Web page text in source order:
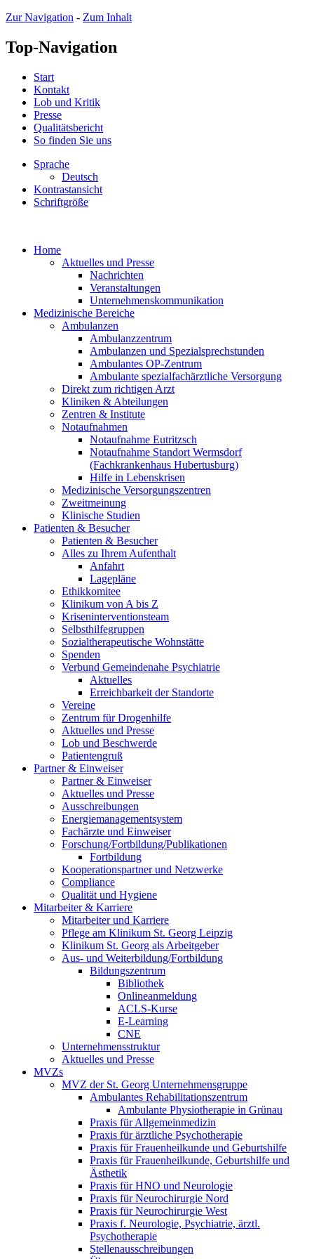
Zur Navigation - Zum Inhalt
Top-Navigation
Start
Kontakt
Lob und Kritik
Presse
Qualitätsbericht
So finden Sie uns
Sprache
Deutsch
Kontrastansicht
Schriftgröße
Home
Aktuelles und Presse
Nachrichten
Veranstaltungen
Unternehmenskommunikation
Medizinische Bereiche
Ambulanzen
Ambulanzzentrum
Ambulanzen und Spezialsprechstunden
Ambulantes OP-Zentrum
Ambulante spezialfachärztliche Versorgung
Direkt zum richtigen Arzt
Kliniken & Abteilungen
Zentren & Institute
Notaufnahmen
Notaufnahme Eutritzsch
Notaufnahme Standort Wermsdorf
(Fachkrankenhaus Hubertusburg)
Hilfe in Lebenskrisen
Medizinische Versorgungszentren
Zweitmeinung
Klinische Studien
Patienten & Besucher
Patienten & Besucher
Alles zu Ihrem Aufenthalt
Anfahrt
Lagepläne
Ethikkomitee
Klinikum von A bis Z
Kriseninterventionsteam
Selbsthilfegruppen
Sozialtherapeutische Wohnstätte
Spenden
Verbund Gemeindenahe Psychiatrie
Aktuelles
Erreichbarkeit der Standorte
Vereine
Zentrum für Drogenhilfe
Aktuelles und Presse
Lob und Beschwerde
Patientengruß
Partner & Einweiser
Partner & Einweiser
Aktuelles und Presse
Ausschreibungen
Energiemanagementsystem
Fachärzte und Einweiser
Forschung/Fortbildung/Publikationen
Fortbildung
Kooperationspartner und Netzwerke
Compliance
Qualität und Hygiene
Mitarbeiter & Karriere
Mitarbeiter und Karriere
Pflege am Klinikum St. Georg Leipzig
Klinikum St. Georg als Arbeitgeber
Aus- und Weiterbildung/Fortbildung
Bildungszentrum
Bibliothek
Onlineanmeldung
ACLS-Kurse
E-Learning
CNE
Unternehmensstruktur
Aktuelles und Presse
MVZs
MVZ der St. Georg Unternehmensgruppe
Ambulantes Rehabilitationszentrum
Ambulante Physiotherapie in Grünau
Praxis für Allgemeinmedizin
Praxis für ärztliche Psychotherapie
Praxis für Frauenheilkunde und Geburtshilfe
Praxis für Frauenheilkunde, Geburtshilfe und
Ästhetik
Praxis für HNO und Neurologie
Praxis für Neurochirurgie Nord
Praxis für Neurochirurgie West
Praxis f. Neurologie, Psychiatrie, ärztl.
Psychotherapie
Stellenausschreibungen